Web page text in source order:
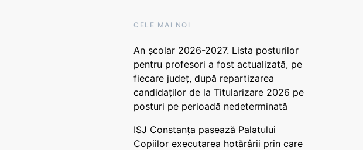
CELE MAI NOI
An școlar 2026-2027. Lista posturilor
pentru profesori a fost actualizată, pe
fiecare județ, după repartizarea
candidaților de la Titularizare 2026 pe
posturi pe perioadă nedeterminată
ISJ Constanța pasează Palatului
Copiilor executarea hotărârii prin care